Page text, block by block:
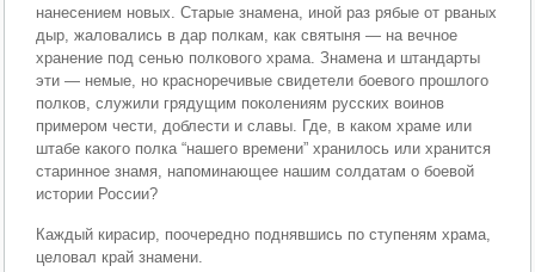
нанесением новых. Старые знамена, иной раз рябые от рваных
дыр, жаловались в дар полкам, как святыня — на вечное
хранение под сенью полкового храма. Знамена и штандарты
эти — немые, но красноречивые свидетели боевого прошлого
полков, служили грядущим поколениям русских воинов
примером чести, доблести и славы. Где, в каком храме или
штабе какого полка “нашего времени” хранилось или хранится
старинное знамя, напоминающее нашим солдатам о боевой
истории России?
Каждый кирасир, поочередно поднявшись по ступеням храма,
целовал край знамени.